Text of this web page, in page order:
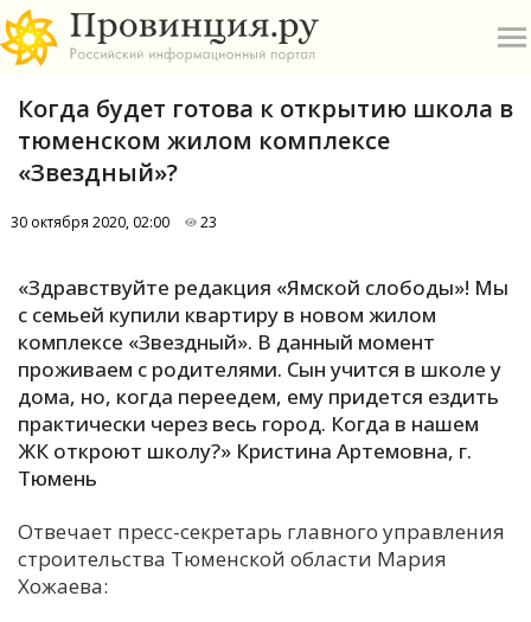
А
Б
В
П
С
Когда будет готова к открытию школа в
тюменском жилом комплексе
«Звездный»?
30 октября 2020, 02:00 23
«Здравствуйте редакция «Ямской слободы»! Мы
с семьей купили квартиру в новом жилом
комплексе «Звездный». В данный момент
проживаем с родителями. Сын учится в школе у
дома, но, когда переедем, ему придется ездить
практически через весь город. Когда в нашем
ЖК откроют школу?» Кристина Артемовна, г.
Тюмень
Отвечает пресс-секретарь главного управления
строительства Тюменской области Мария
Хожаева: